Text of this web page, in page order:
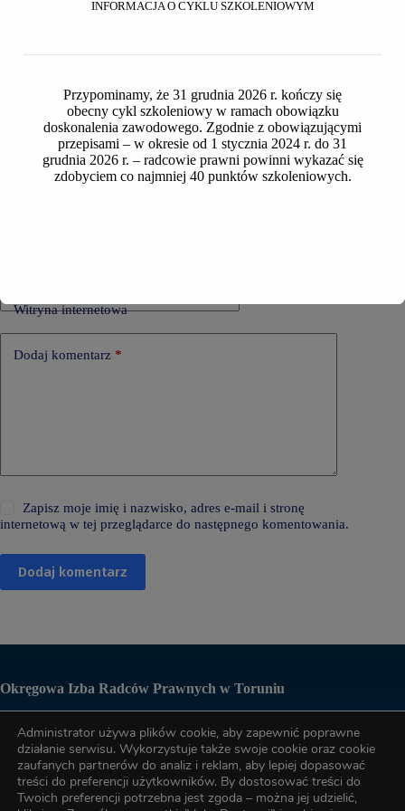
Dodaj komentarz
Twój adres email nie zostanie opublikowany. Wymagane pola są
oznaczone*
Witryna internetowa
Dodaj komentarz *
Zapisz moje imię i nazwisko, adres e-mail i stronę
internetową w tej przeglądarce do następnego komentowania.
Dodaj komentarz
Okręgowa Izba Radców Prawnych w Toruniu
Biuro OIRP
tel. (56) 622-89-17
Administrator używa plików cookie, aby zapewnić poprawne
działanie serwisu. Wykorzystuje także swoje cookie oraz cookie
zaufanych partnerów do analiz i reklam, aby lepiej dopasować
treści do preferencji użytkowników. By dostosować treści do
Twoich preferencji potrzebna jest zgoda – można jej udzielić,
INFORMACJA O CYKLU SZKOLENIOWYM
Przypominamy, że 31 grudnia 2026 r. kończy się
obecny cykl szkoleniowy w ramach obowiązku
doskonalenia zawodowego. Zgodnie z obowiązującymi
przepisami – w okresie od 1 stycznia 2024 r. do 31
grudnia 2026 r. – radcowie prawni powinni wykazać się
zdobyciem co najmniej 40 punktów szkoleniowych.